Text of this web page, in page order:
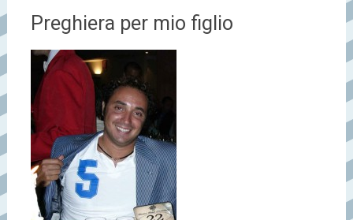
Preghiera per mio figlio